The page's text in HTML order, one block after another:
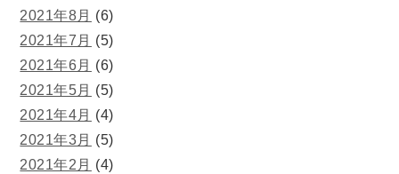
2021年8月 (6)
2021年7月 (5)
2021年6月 (6)
2021年5月 (5)
2021年4月 (4)
2021年3月 (5)
2021年2月 (4)